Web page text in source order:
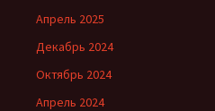
Апрель 2025
Декабрь 2024
Октябрь 2024
Апрель 2024